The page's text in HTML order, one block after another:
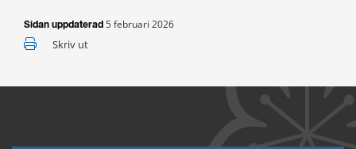
Sidan uppdaterad 5 februari 2026
Skriv ut